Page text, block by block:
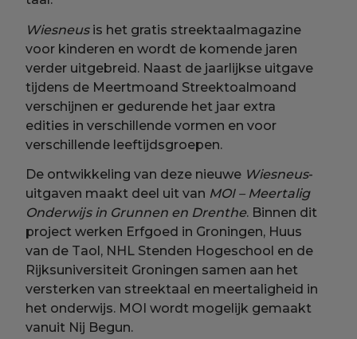
Wiesneusis het gratis streektaalmagazine
voor kinderen en wordt de komende jaren
verder uitgebreid. Naast de jaarlijkse uitgave
tijdens de Meertmoand Streektoalmoand
verschijnen er gedurende het jaar extra
edities in verschillende vormen en voor
verschillende leeftijdsgroepen.
De ontwikkeling van deze nieuwe Wiesneus-
uitgaven maakt deel uit van MOI – Meertalig
Onderwijs in Grunnen en Drenthe. Binnen dit
project werken Erfgoed in Groningen, Huus
van de Taol, NHL Stenden Hogeschool en de
Rijksuniversiteit Groningen samen aan het
versterken van streektaal en meertaligheid in
het onderwijs. MOI wordt mogelijk gemaakt
vanuit Nij Begun.